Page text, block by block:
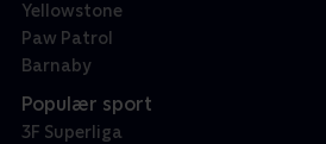
Yellowstone
Paw Patrol
Barnaby
Populær sport
3F Superliga